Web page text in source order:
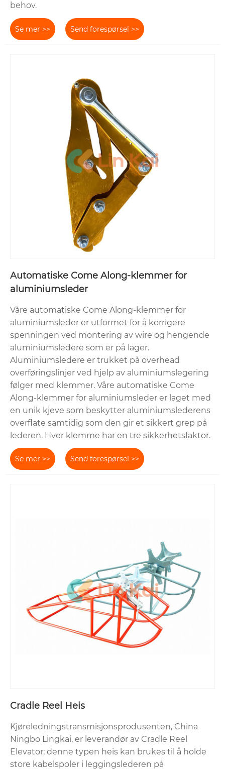
behov.
Se mer >> Send forespørsel >>
Automatiske Come Along-klemmer for
aluminiumsleder
Våre automatiske Come Along-klemmer for
aluminiumsleder er utformet for å korrigere
spenningen ved montering av wire og hengende
aluminiumsledere som er på lager.
Aluminiumsledere er trukket på overhead
overføringslinjer ved hjelp av aluminiumslegering
følger med klemmer. Våre automatiske Come
Along-klemmer for aluminiumsleder er laget med
en unik kjeve som beskytter aluminiumslederens
overflate samtidig som den gir et sikkert grep på
lederen. Hver klemme har en tre sikkerhetsfaktor.
Se mer >> Send forespørsel >>
Cradle Reel Heis
Kjøreledningstransmisjonsprodusenten, China
Ningbo Lingkai, er leverandør av Cradle Reel
Elevator; denne typen heis kan brukes til å holde
store kabelspoler i leggingslederen på